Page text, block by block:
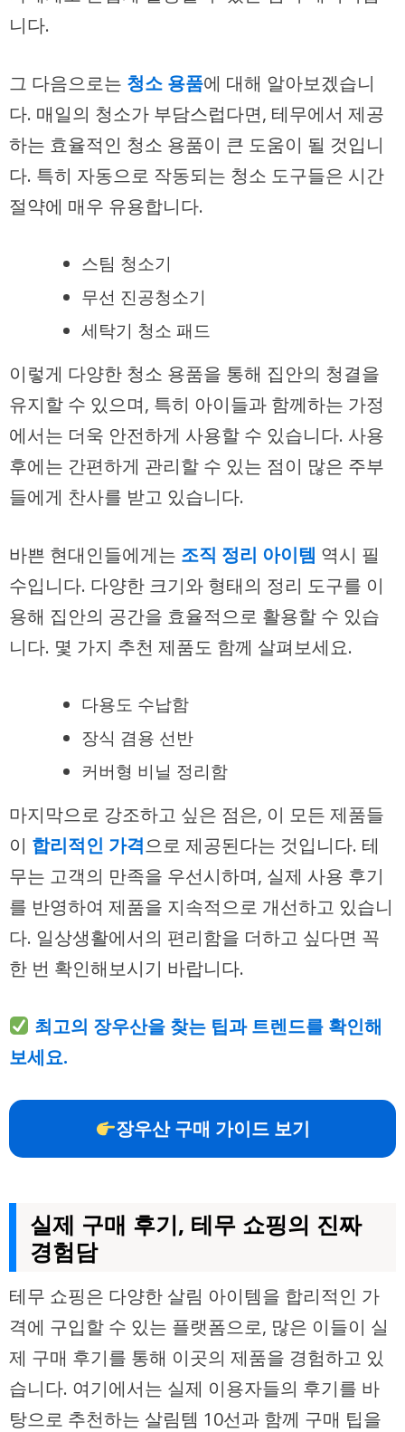
니다.
그 다음으로는 청소 용품에 대해 알아보겠습니
다. 매일의 청소가 부담스럽다면, 테무에서 제공
하는 효율적인 청소 용품이 큰 도움이 될 것입니
다. 특히 자동으로 작동되는 청소 도구들은 시간
절약에 매우 유용합니다.
스팀 청소기
무선 진공청소기
세탁기 청소 패드
이렇게 다양한 청소 용품을 통해 집안의 청결을
유지할 수 있으며, 특히 아이들과 함께하는 가정
에서는 더욱 안전하게 사용할 수 있습니다. 사용
후에는 간편하게 관리할 수 있는 점이 많은 주부
들에게 찬사를 받고 있습니다.
바쁜 현대인들에게는 조직 정리 아이템 역시 필
수입니다. 다양한 크기와 형태의 정리 도구를 이
용해 집안의 공간을 효율적으로 활용할 수 있습
니다. 몇 가지 추천 제품도 함께 살펴보세요.
다용도 수납함
장식 겸용 선반
커버형 비닐 정리함
마지막으로 강조하고 싶은 점은, 이 모든 제품들
이 합리적인 가격으로 제공된다는 것입니다. 테
무는 고객의 만족을 우선시하며, 실제 사용 후기
를 반영하여 제품을 지속적으로 개선하고 있습니
다. 일상생활에서의 편리함을 더하고 싶다면 꼭
한 번 확인해보시기 바랍니다.
최고의 장우산을 찾는 팁과 트렌드를 확인해
보세요.
장우산 구매 가이드 보기
실제 구매 후기, 테무 쇼핑의 진짜
경험담
테무 쇼핑은 다양한 살림 아이템을 합리적인 가
격에 구입할 수 있는 플랫폼으로, 많은 이들이 실
제 구매 후기를 통해 이곳의 제품을 경험하고 있
습니다. 여기에서는 실제 이용자들의 후기를 바
탕으로 추천하는 살림템 10선과 함께 구매 팁을